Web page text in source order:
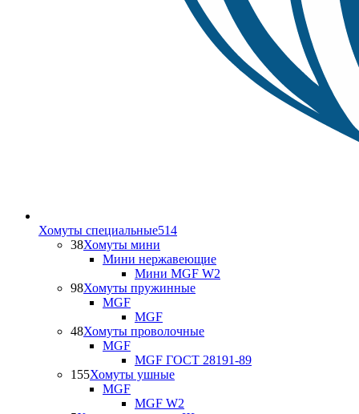
Хомуты специальные514
38Хомуты мини
Мини нержавеющие
Мини MGF W2
98Хомуты пружинные
MGF
MGF
48Хомуты проволочные
MGF
MGF ГОСТ 28191-89
155Хомуты ушные
MGF
MGF W2